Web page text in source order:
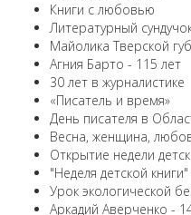
Книги с любовью
Литературный
Майолика Тверской
Агния Барто - 115 лет
30 лет в журналистике
«Писатель и время»
День писателя в
Весна, женщина,
Открытие недели
"Неделя детской
Урок экологической
Аркадий Аверченко -